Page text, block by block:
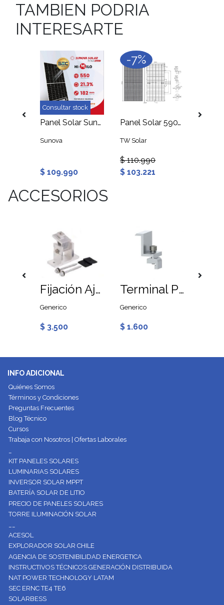
TAMBIEN PODRIA
INTERESARTE
Consultar stock
Panel Solar Sunova 550W 24V Monocristalino PERC 144 Media Celdas SEC
Sunova
$ 109.990
-7%
Panel Solar 590W Mono TOPCON TW Solar
TW Solar
$ 110.990
$ 103.221
ACCESORIOS
Fijación Ajustable Tipo L V2 para Rieles para Paneles
Generico
$ 3.500
Terminal Placa 30mm para Rieles para Paneles Solares
Generico
$ 1.600
INFO ADICIONAL
Quiénes Somos
Términos y Condiciones
Preguntas Frecuentes
Blog Técnico
Cursos
Trabaja con Nosotros | Ofertas Laborales
KIT PANELES SOLARES
LUMINARIAS SOLARES
INVERSOR SOLAR MPPT
BATERÍA SOLAR DE LITIO
PRECIO DE PANELES SOLARES
TORRE ILUMINACIÓN SOLAR
ACESOL
EXPLORADOR SOLAR CHILE
AGENCIA DE SOSTENIBILIDAD ENERGETICA
INSTRUCTIVOS TÉCNICOS GENERACIÓN DISTRIBUIDA
NAT POWER TECHNOLOGY LATAM
SEC ERNC TE4 TE6
SOLARBESS